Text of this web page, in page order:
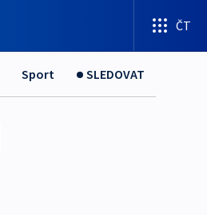
ČT
Sport SLEDOVAT